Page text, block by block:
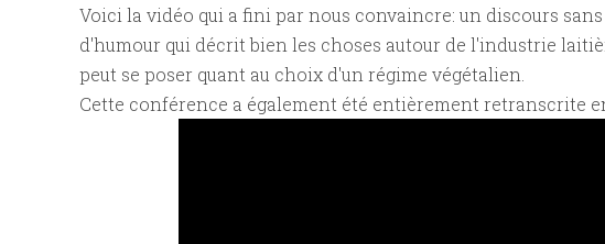
Voici la vidéo qui a fini par nous convaincre: un discours
d'humour qui décrit bien les choses autour de l'industrie
peut se poser quant au choix d'un régime végétalien.
Cette conférence a également été entièrement retranscrite